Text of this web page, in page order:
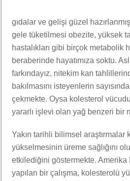
gıdalar ve gelişi güzel
gele tüketilmesi obezite, yüksek
hastalıkları gibi birçok metabolik
beraberinde hayatımıza soktu.
farkındayız, nitekim kan
bakılmasını isteyenlerin
çekmekte. Oysa kolesterol
yararlı işlevi olan yağ benzeri bir
Yakın tarihli bilimsel araştırmalar
yükselmesinin üreme sağlığını
etkilediğini göstermekte. Amerika
yapılan bir çalışma, kolesterolü